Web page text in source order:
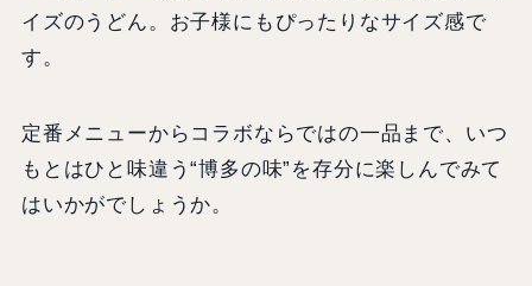
イズのうどん。お子様にもぴったりなサイズ感で
す。
定番メニューからコラボならではの一品まで、いつ
もとはひと味違う“博多の味”を存分に楽しんでみて
はいかがでしょうか。